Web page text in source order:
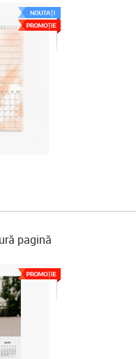
pagină